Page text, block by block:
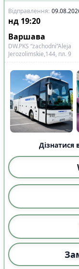
Відправлення:
нд 19:20
Варшава
DW.PKS “zachodni”Aleja
Jerozolimskie,144, пл. 9
Дізнатися